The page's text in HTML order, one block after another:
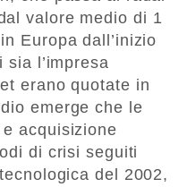
valore medio di 1
Europa dall’inizio
l’impresa
erano quotate in
emerge che le
acquisizione
di crisi seguiti
del 2002,